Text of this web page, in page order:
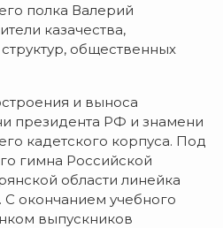
полка Валерий
казачества,
общественных
и выноса
президента РФ и знамени
кадетского корпуса. Под
гимна Российской
области линейка
С окончанием учебного
выпускников